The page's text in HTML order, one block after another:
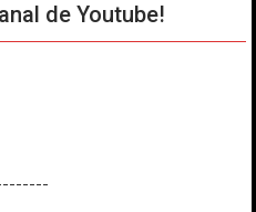
de Youtube!